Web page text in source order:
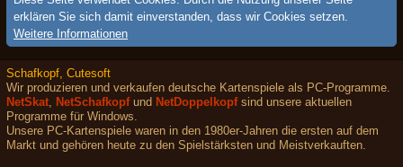
erklären Sie sich damit einverstanden, dass wir Cookies setzen.
Weitere Informationen
Schafkopf, Cutesoft
Wir produzieren und verkaufen deutsche Kartenspiele als PC-Programme.
NetSkat, NetSchafkopfund NetDoppelkopf sind unsere aktuellen
Programme für Windows.
Unsere PC-Kartenspiele waren in den 1980er-Jahren die ersten auf dem
Markt und gehören heute zu den Spielstärksten und Meistverkauften.